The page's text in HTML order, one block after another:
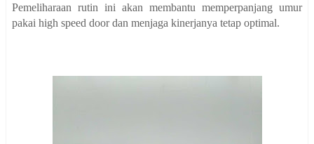
Pemeliharaan rutin ini akan membantu memperpanjang umur
pakai high speed door dan menjaga kinerjanya tetap optimal.